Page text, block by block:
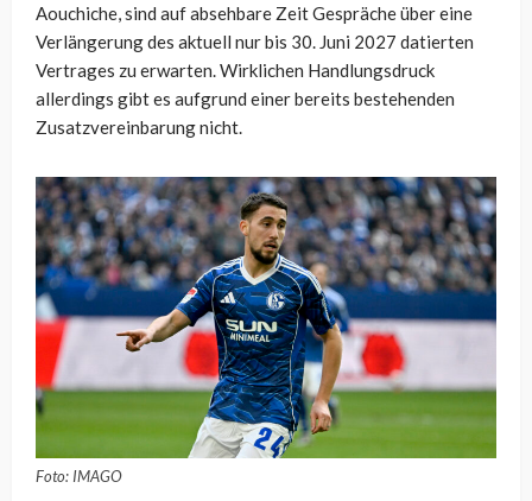
Aouchiche, sind auf absehbare Zeit Gespräche über eine
Verlängerung des aktuell nur bis 30. Juni 2027 datierten
Vertrages zu erwarten. Wirklichen Handlungsdruck
allerdings gibt es aufgrund einer bereits bestehenden
Zusatzvereinbarung nicht.
Foto: IMAGO